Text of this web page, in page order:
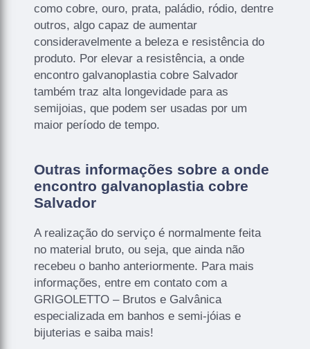
como cobre, ouro, prata, paládio, ródio, dentre
outros, algo capaz de aumentar
consideravelmente a beleza e resistência do
produto. Por elevar a resistência, a onde
encontro galvanoplastia cobre Salvador
também traz alta longevidade para as
semijoias, que podem ser usadas por um
maior período de tempo.
Outras informações sobre a onde
encontro galvanoplastia cobre
Salvador
A realização do serviço é normalmente feita
no material bruto, ou seja, que ainda não
recebeu o banho anteriormente. Para mais
informações, entre em contato com a
GRIGOLETTO – Brutos e Galvânica
especializada em banhos e semi-jóias e
bijuterias e saiba mais!